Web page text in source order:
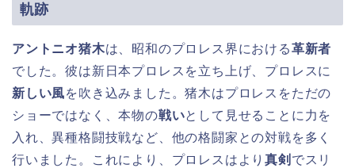
軌跡
アントニオ猪木は、昭和のプロレス界における革新者
でした。彼は新日本プロレスを立ち上げ、プロレスに
新しい風を吹き込みました。猪木はプロレスをただの
ショーではなく、本物の戦いとして見せることに力を
入れ、異種格闘技戦など、他の格闘家との対戦を多く
行いました。これにより、プロレスはより真剣 でスリ